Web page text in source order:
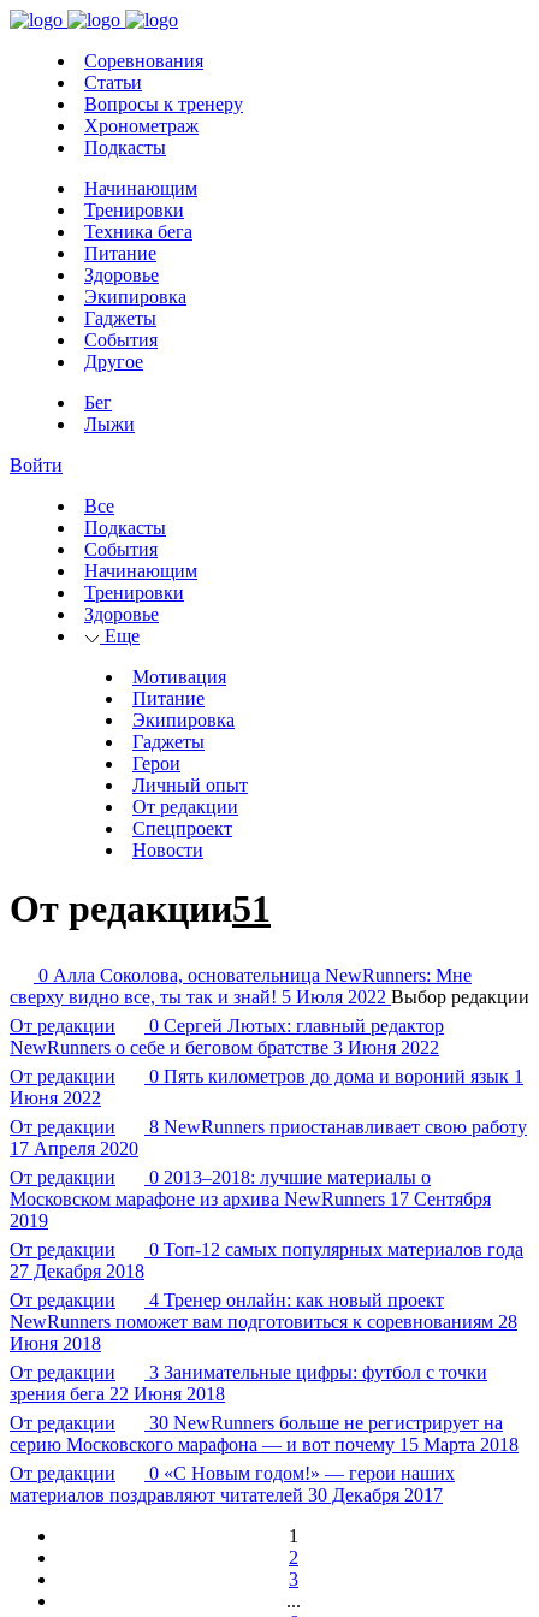
Соревнования
Статьи
Вопросы к тренеру
Хронометраж
Подкасты
Начинающим
Тренировки
Техника бега
Питание
Здоровье
Экипировка
Гаджеты
События
Другое
Бег
Лыжи
Войти
Все
Подкасты
События
Начинающим
Тренировки
Здоровье
Еще
Мотивация
Питание
Экипировка
Гаджеты
Герои
Личный опыт
От редакции
Спецпроект
Новости
От редакции51
0 Алла Соколова, основательница NewRunners: Мне
сверху видно все, ты так и знай! 5 Июля 2022 Выбор редакции
От редакции
0 Сергей Лютых: главный редактор
NewRunners о себе и беговом братстве 3 Июня 2022
От редакции
0 Пять километров до дома и вороний язык 1
Июня 2022
От редакции
8 NewRunners приостанавливает свою работу
17 Апреля 2020
От редакции
0 2013–2018: лучшие материалы о
Московском марафоне из архива NewRunners 17 Сентября
2019
От редакции
0 Топ-12 самых популярных материалов года
27 Декабря 2018
От редакции
4 Тренер онлайн: как новый проект
NewRunners поможет вам подготовиться к соревнованиям 28
Июня 2018
От редакции
3 Занимательные цифры: футбол с точки
зрения бега 22 Июня 2018
От редакции
30 NewRunners больше не регистрирует на
серию Московского марафона — и вот почему 15 Марта 2018
От редакции
0 «С Новым годом!» — герои наших
материалов поздравляют читателей 30 Декабря 2017
1
2
3
...